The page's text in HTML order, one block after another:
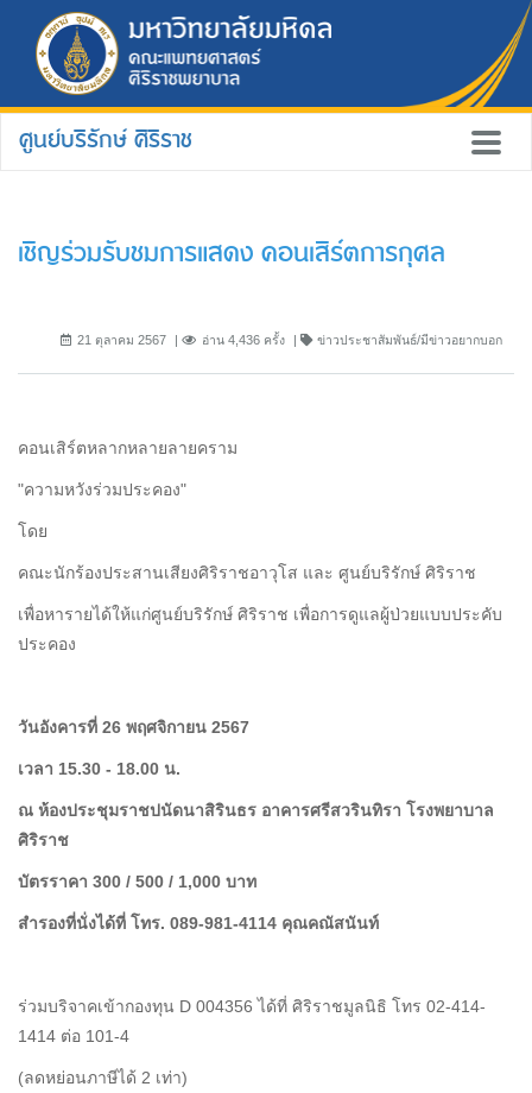
ศูนย์บริรักษ์ ศิริราช
เชิญร่วมรับชมการแสดง คอนเสิร์ตการกุศล
21 ตุลาคม 2567 อ่าน 4,436 ครั้ง ข่าวประชาสัมพันธ์/มีข่าวอยากบอก
คอนเสิร์ตหลากหลายลายคราม
"ความหวังร่วมประคอง"
โดย
คณะนักร้องประสานเสียงศิริราชอาวุโส และ ศูนย์บริรักษ์ ศิริราช
เพื่อหารายได้ให้แก่ศูนย์บริรักษ์ ศิริราช เพื่อการดูแลผู้ป่วยแบบประคับ
ประคอง
วันอังคารที่ 26 พฤศจิกายน 2567
เวลา 15.30 - 18.00 น.
ณ ห้องประชุมราชปนัดนาสิรินธร อาคารศรีสวรินทิรา โรงพยาบาล
ศิริราช
บัตรราคา 300 / 500 / 1,000 บาท
สำรองที่นั่งได้ที่ โทร. 089-981-4114 คุณคณัสนันท์
ร่วมบริจาคเข้ากองทุน D 004356 ได้ที่ ศิริราชมูลนิธิ โทร 02-414-
1414 ต่อ 101-4
(ลดหย่อนภาษีได้ 2 เท่า)